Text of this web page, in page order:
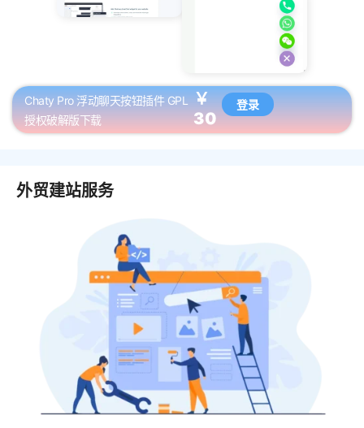
Chaty Pro 浮动聊天按钮插件 GPL
授权破解版下载
￥
30
登录
外贸建站服务